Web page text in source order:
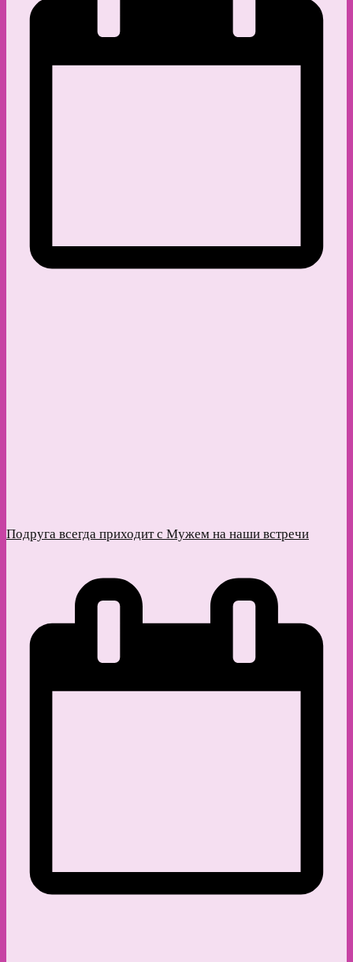
Подруга всегда приходит с Мужем на наши встречи